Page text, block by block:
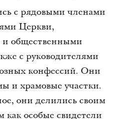
с рядовыми членами
Церкви,
общественными
с руководителями
конфессий. Они
и храмовые участки.
они делились своим
как особые свидетели